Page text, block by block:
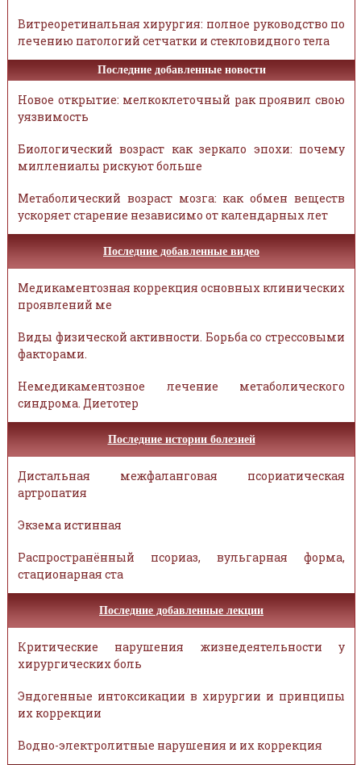
Витреоретинальная хирургия: полное руководство по
лечению патологий сетчатки и стекловидного тела
Последние добавленные новости
Новое открытие: мелкоклеточный рак проявил свою
уязвимость
Биологический возраст как зеркало эпохи: почему
миллениалы рискуют больше
Метаболический возраст мозга: как обмен веществ
ускоряет старение независимо от календарных лет
Последние добавленные видео
Медикаментозная коррекция основных клинических
проявлений ме
Виды физической активности. Борьба со стрессовыми
факторами.
Немедикаментозное лечение метаболического
синдрома. Диетотер
Последние истории болезней
Дистальная межфаланговая псориатическая
артропатия
Экзема истинная
Распространённый псориаз, вульгарная форма,
стационарная ста
Последние добавленные лекции
Критические нарушения жизнедеятельности у
хирургических боль
Эндогенные интоксикации в хирургии и принципы
их коррекции
Водно-электролитные нарушения и их коррекция